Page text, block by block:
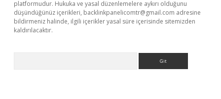
platformudur. Hukuka ve yasal düzenlemelere aykırı olduğunu
düşündüğünüz içerikleri, backlinkpanelicomtr@gmail.com adresine
bildirmeniz halinde, ilgili içerikler yasal süre içerisinde sitemizden
kaldırılacaktır.